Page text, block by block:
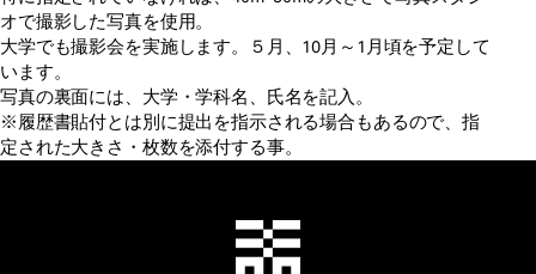
オで撮影した写真を使用。
大学でも撮影会を実施します。５月、10月～1月頃を予定して
います。
写真の裏面には、大学・学科名、氏名を記入。
※履歴書貼付とは別に提出を指示される場合もあるので、指
定された大きさ・枚数を添付する事。
千葉工業大学